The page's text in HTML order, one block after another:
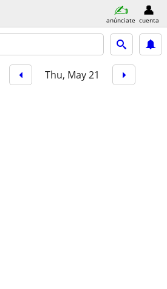
anúnciate cuenta
Thu, May 21